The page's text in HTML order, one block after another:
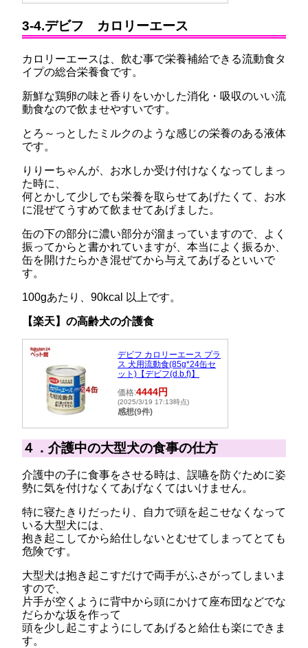
3-4.デビフ カロリーエース
カロリーエースは、飲む事で栄養補給できる流動食タ
イプの総合栄養食です。
新鮮な鶏卵の味と香りをいかした消化・吸収のいい流
動食なので飲ませやすいです。
とろ～っとしたミルクのような感じの栄養のある液体
です。
りりーちゃんが、お水しか受け付けなくなってしまっ
た時に、
何とかして少しでも栄養を取らせてあげたくて、お水
に混ぜてうすめて飲ませてあげました。
缶の下の部分に濃い部分が溜まっていますので、よく
振ってからと書かれていますが、本当によく振るか、
缶を開けたらかき混ぜてから与えてあげるといいで
す。
100gあたり、90kcal 以上です。
【楽天】の高齢犬の介護食
デビフ カロリーエース プラ
ス 犬用流動食(85g*24缶セ
ット)【デビフ(d.b.f)】
価格:4444円
(2025/3/19 17:13時点)
感想(9件)
４．介護中の大型犬の食事の仕方
介護中の子に食事をさせる時は、誤嚥を防ぐために姿
勢に気を付けなくてあげなくてはいけません。
特に寝たきりだったり、自力で頭を起こせなくなって
いる大型犬には、
抱き起こしてから給仕しないとむせてしまってとても
危険です。
大型犬は抱き起こすだけで両手がふさがってしまいま
すので、
片手が空くように背中から頭にかけて座布団などでな
だらかな坂を作って
頭を少し起こすようにしてあげると給仕も楽にできま
す。